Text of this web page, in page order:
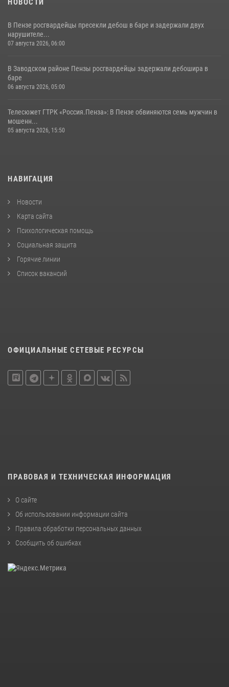
НОВОСТИ
В Пензе росгвардейцы пресекли дебош в баре и задержали двух
нарушителе...
07 августа 2026, 06:00
В Заводском районе Пензы росгвардейцы задержали дебошира в
баре
06 августа 2026, 05:00
Телесюжет ГТРК «Россия.Пенза»: В Пензе обвиняются семь мужчин в
мошенн...
05 августа 2026, 15:50
НАВИГАЦИЯ
Новости
Карта сайта
Психологическая помощь
Социальная защита
Горячие линии
Список вакансий
ОФИЦИАЛЬНЫЕ СЕТЕВЫЕ РЕСУРСЫ
ПРАВОВАЯ И ТЕХНИЧЕСКАЯ ИНФОРМАЦИЯ
О сайте
Об использовании информации сайта
Правила обработки персональных данных
Сообщить об ошибках